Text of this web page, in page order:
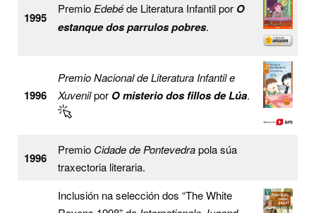
1995
Premio Edebéde Literatura Infantil por O
estanque dos parrulos pobres.
1996
Premio Nacional de Literatura Infantil e
Xuvenilpor O misterio dos fillos de Lúa.
1996
Premio Cidade de Pontevedrapola súa
traxectoria literaria.
Inclusión na selección dos “The White